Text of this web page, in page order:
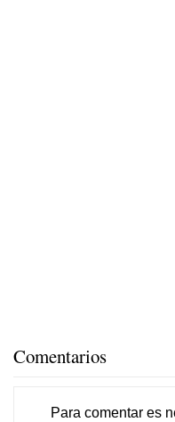
Comentarios
Para comentar es